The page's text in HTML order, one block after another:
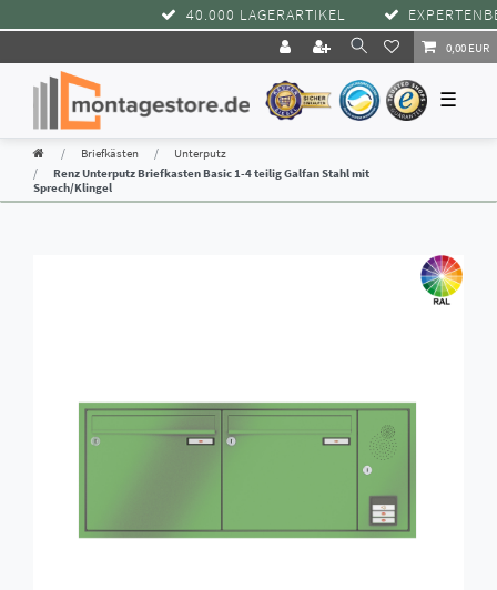
40.000 LAGERARTIKEL
0,00 EUR
☰
Briefkästen
Unterputz
Renz Unterputz Briefkasten Basic 1-4 teilig Galfan Stahl mit
Sprech/Klingel